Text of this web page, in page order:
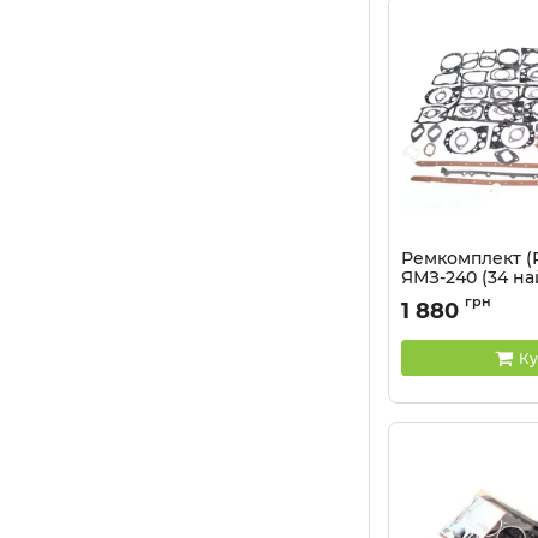
Ремкомплект
ЯМЗ-240 (34
Артикул: 240-1002035
1 880 грн